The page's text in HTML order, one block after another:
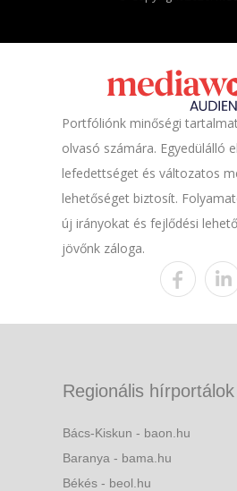
Portfóliónk minőségi
olvasó számára. Egyedülálló
lefedettséget és változatos
lehetőséget biztosít.
új irányokat és fejlődési
jövőnk záloga.
Regionális hírportálok
Bács-Kiskun - baon.hu
Baranya - bama.hu
Békés - beol.hu